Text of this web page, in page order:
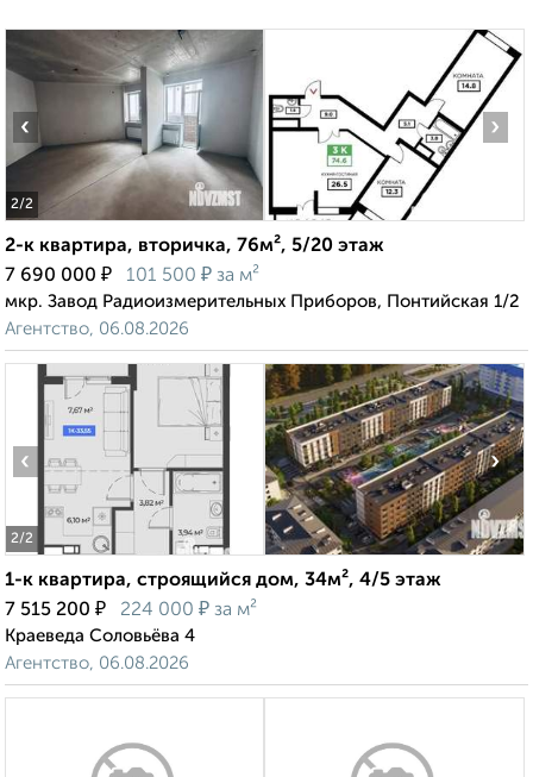
2/2
‹ ›
2-к квартира, вторичка, 76м², 5/20 этаж
7 690 000 ₽ 101 500 ₽ за м²
мкр. Завод Радиоизмерительных Приборов, Понтийская 1/2
Агентство, 06.08.2026
2/2
‹ ›
1-к квартира, строящийся дом, 34м², 4/5 этаж
7 515 200 ₽ 224 000 ₽ за м²
Краеведа Соловьёва 4
Агентство, 06.08.2026